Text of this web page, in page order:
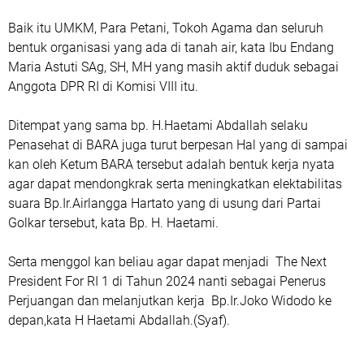
Baik itu UMKM, Para Petani, Tokoh Agama dan seluruh
bentuk organisasi yang ada di tanah air, kata Ibu Endang
Maria Astuti SAg, SH, MH yang masih aktif duduk sebagai
Anggota DPR RI di Komisi VIII itu.
Ditempat yang sama bp. H.Haetami Abdallah selaku
Penasehat di BARA juga turut berpesan Hal yang di sampai
kan oleh Ketum BARA tersebut adalah bentuk kerja nyata
agar dapat mendongkrak serta meningkatkan elektabilitas
suara Bp.Ir.Airlangga Hartato yang di usung dari Partai
Golkar tersebut, kata Bp. H. Haetami.
Serta menggol kan beliau agar dapat menjadi The Next
President For RI 1 di Tahun 2024 nanti sebagai Penerus
Perjuangan dan melanjutkan kerja Bp.Ir.Joko Widodo ke
depan,kata H Haetami Abdallah.(Syaf).